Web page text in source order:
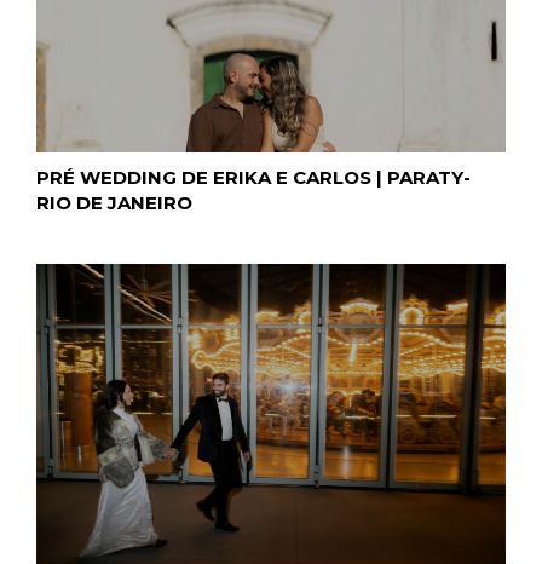
PRÉ WEDDING DE ERIKA E CARLOS | PARATY-
RIO DE JANEIRO